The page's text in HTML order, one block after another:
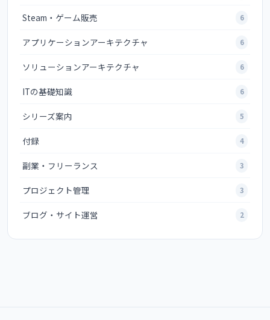
Steam・ゲーム販売 6
アプリケーションアーキテクチャ 6
ソリューションアーキテクチャ 6
ITの基礎知識 6
シリーズ案内 5
付録 4
副業・フリーランス 3
プロジェクト管理 3
ブログ・サイト運営 2